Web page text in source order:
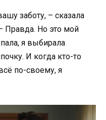
заботу, – сказала
Правда. Но это мой
я выбирала
И когда кто-то
по-своему, я